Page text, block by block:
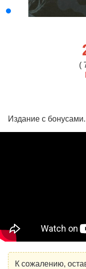
(
Издание с бонусами.
К сожалению,